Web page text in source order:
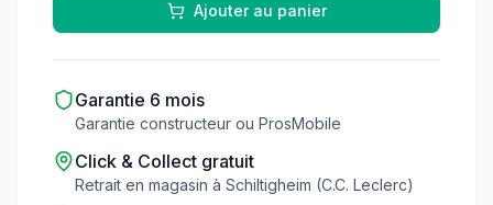
Ajouter au panier
Garantie 6 mois
Garantie constructeur ou ProsMobile
Click & Collect gratuit
Retrait en magasin à Schiltigheim (C.C. Leclerc)